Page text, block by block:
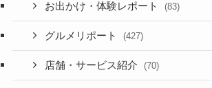
お出かけ・体験レポート (83)
グルメリポート (427)
店舗・サービス紹介 (70)